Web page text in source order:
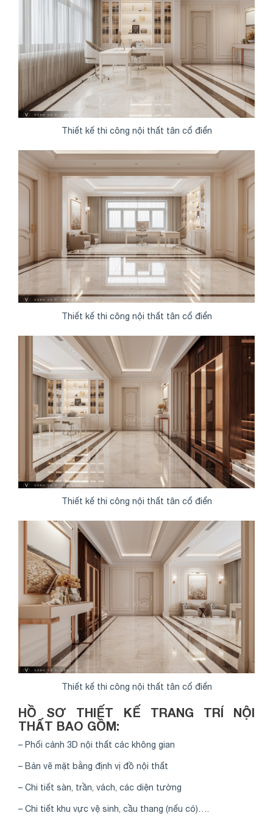
Thiết kế thi công nội thất tân cổ điển
Thiết kế thi công nội thất tân cổ điển
Thiết kế thi công nội thất tân cổ điển
Thiết kế thi công nội thất tân cổ điển
HỒ SƠ THIẾT KẾ TRANG TRÍ NỘI
THẤT BAO GỒM:
– Phối cảnh 3D nội thất các không gian
– Bản vẽ mặt bằng định vị đồ nội thất
– Chi tiết sàn, trần, vách, các diện tường
– Chi tiết khu vực vệ sinh, cầu thang (nếu có)….